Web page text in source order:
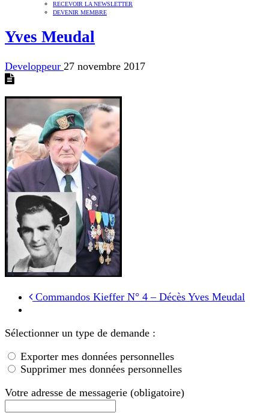
RECEVOIR LA NEWSLETTER
DEVENIR MEMBRE
Yves Meudal
Developpeur 27 novembre 2017
Commandos Kieffer N° 4 – Décès Yves Meudal
Sélectionner un type de demande :
Exporter mes données personnelles
Supprimer mes données personnelles
Votre adresse de messagerie (obligatoire)